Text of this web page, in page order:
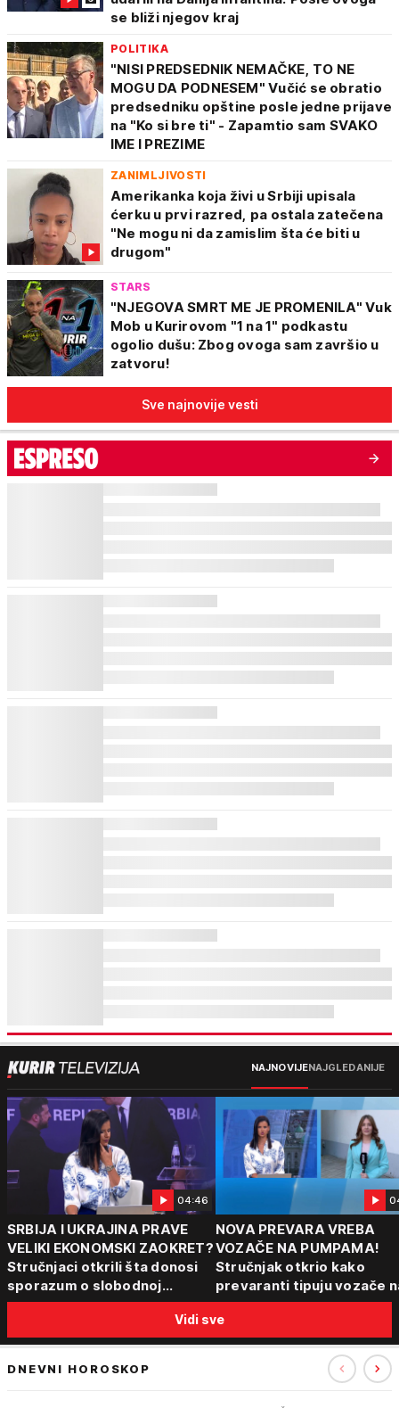
se bliži njegov kraj
POLITIKA
"NISI PREDSEDNIK NEMAČKE, TO NE
MOGU DA PODNESEM" Vučić se obratio
predsedniku opštine posle jedne prijave
na "Ko si bre ti" - Zapamtio sam SVAKO
IME I PREZIME
ZANIMLJIVOSTI
Amerikanka koja živi u Srbiji upisala
ćerku u prvi razred, pa ostala zatečena
"Ne mogu ni da zamislim šta će biti u
drugom"
STARS
"NJEGOVA SMRT ME JE PROMENILA" Vuk
Mob u Kurirovom "1 na 1" podkastu
ogolio dušu: Zbog ovoga sam završio u
zatvoru!
Sve najnovije vesti
NAJNOVIJENAJGLEDANIJE
04:46
SRBIJA I UKRAJINA PRAVE
VELIKI EKONOMSKI ZAOKRET?
Stručnjaci otkrili šta donosi
sporazum o slobodnoj
trgovini
NOVA PREVARA VREBA
VOZAČE NA PUMPAMA!
Stručnjak otkrio kako
prevaranti tipuju vozače
pumpama
Vidi sve
DNEVNI HOROSKOP